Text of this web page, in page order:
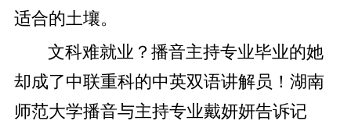
适合的土壤。
文科难就业？播音主持专业毕业的她
却成了中联重科的中英双语讲解员！湖南
师范大学播音与主持专业戴妍妍告诉记